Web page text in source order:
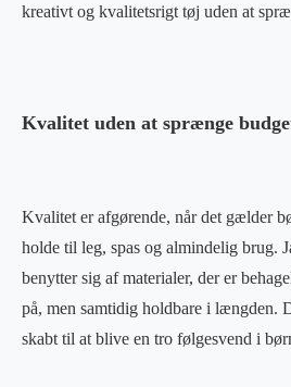
kreativt og kvalitetsrigt tøj uden at
Kvalitet uden at sprænge
Kvalitet er afgørende, når det gælder
holde til leg, spas og almindelig brug.
benytter sig af materialer, der er
på, men samtidig holdbare i længden.
skabt til at blive en tro følgesvend i